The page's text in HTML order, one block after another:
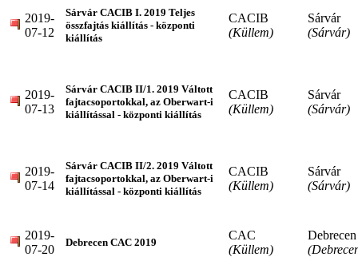
2019-
07-12
Sárvár CACIB I. 2019 Teljes
összfajtás kiállítás - központi
kiállítás
CACIB
(Küllem)
Sárvár
(Sárvár)
2019-
07-13
Sárvár CACIB II/1. 2019 Váltott
fajtacsoportokkal, az Oberwart-i
kiállítással - központi kiállítás
CACIB
(Küllem)
Sárvár
(Sárvár)
2019-
07-14
Sárvár CACIB II/2. 2019 Váltott
fajtacsoportokkal, az Oberwart-i
kiállítással - központi kiállítás
CACIB
(Küllem)
Sárvár
(Sárvár)
2019-
07-20
Debrecen CAC 2019
CAC
(Küllem)
Debrecen